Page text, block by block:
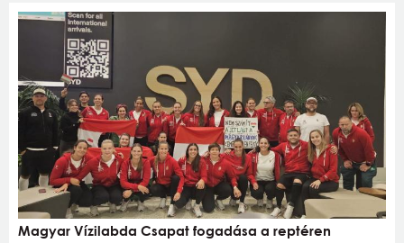
Magyar Vízilabda Csapat fogadása a reptéren